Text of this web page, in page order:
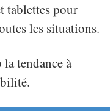
tablettes pour
les situations.
tendance à